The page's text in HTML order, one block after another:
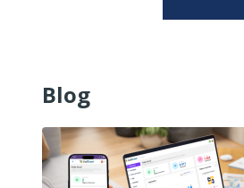
Blog